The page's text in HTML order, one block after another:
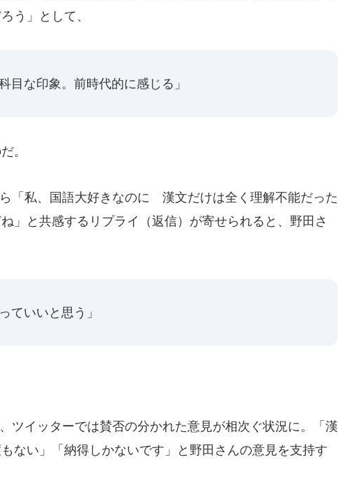
う」として、
目な印象。前時代的に感じる」
。
「私、国語大好きなのに 漢文だけは全く理解不能だった
」と共感するリプライ（返信）が寄せられると、野田さ
ていいと思う」
ツイッターでは賛否の分かれた意見が相次ぐ状況に。「漢
ない」「納得しかないです」と野田さんの意見を支持す